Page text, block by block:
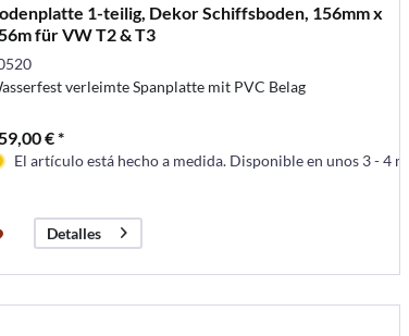
1-teilig, Dekor Schiffsboden, 156mm x
für VW T2 & T3
verleimte Spanplatte mit PVC Belag
€ *
El artículo está hecho a medida. Disponible en unos 3 - 4
Detalles